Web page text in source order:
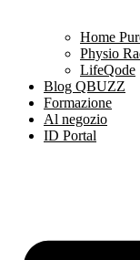
Home
Physio
LifeQode
Blog QBUZZ
Formazione
Al negozio
ID Portal